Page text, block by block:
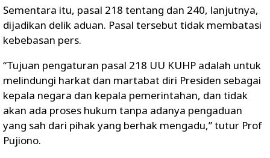
Sementara itu, pasal 218 tentang dan 240, lanjutnya,
dijadikan delik aduan. Pasal tersebut tidak membatasi
kebebasan pers.
“Tujuan pengaturan pasal 218 UU KUHP adalah untuk
melindungi harkat dan martabat diri Presiden sebagai
kepala negara dan kepala pemerintahan, dan tidak
akan ada proses hukum tanpa adanya pengaduan
yang sah dari pihak yang berhak mengadu,” tutur Prof
Pujiono.